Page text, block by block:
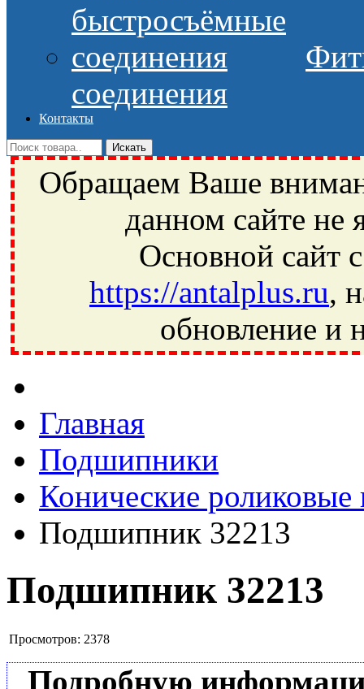
соединения
Контакты
Обращаем Ваше
данном сайте не
Основной сайт
https://antalplus.ru,
обновление и
Ивантеевка, подшипники, пневматика, метизы, техника,
Главная
Подшипники
Конические
Подшипник 32213
Подшипник 32213
Просмотров: 2378
Подробную